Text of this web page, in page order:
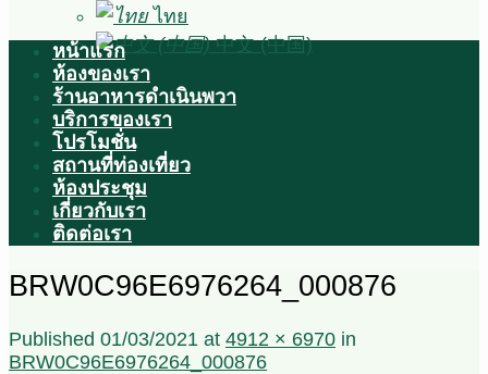
ไทย
中文 (中国)
หน้าแรก
ห้องของเรา
ร้านอาหารดำเนินพวา
บริการของเรา
โปรโมชั่น
สถานที่ท่องเที่ยว
ห้องประชุม
เกี่ยวกับเรา
ติดต่อเรา
BRW0C96E6976264_000876
Published 01/03/2021 at 4912 × 6970 in
BRW0C96E6976264_000876